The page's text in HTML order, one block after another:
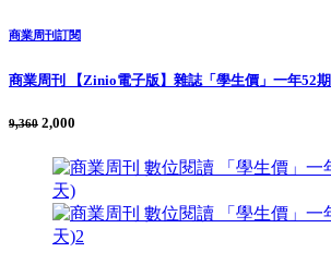
商業周刊訂閱
商業周刊 【Zinio電子版】雜誌「學生價」一年52期
9,360 2,000